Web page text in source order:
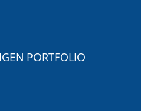
PORTFOLIO